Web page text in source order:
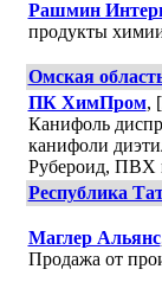
Рашмин
продукты
Омская
ПК ХимПром,
Канифоль
канифоли
Рубероид, ПВХ
Республика
Маглер Альянс
Продажа от